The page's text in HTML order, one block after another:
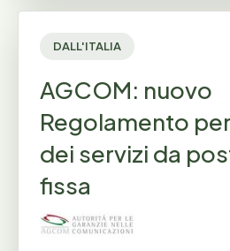
DALL'ITALIA
AGCOM: nuovo
Regolamento
dei servizi da
fissa